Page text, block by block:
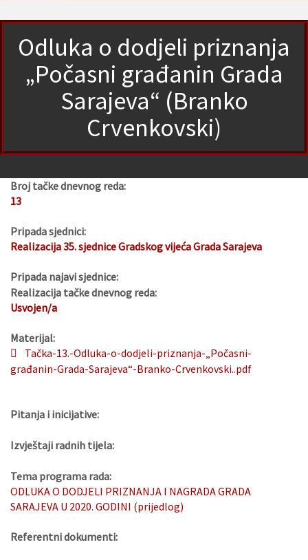
Odluka o dodjeli priznanja
„Počasni građanin Grada
Sarajeva“ (Branko
Crvenkovski)
Broj tačke dnevnog reda:
13
Pripada sjednici:
Realizacija 35. sjednice Gradskog vijeća Grada Sarajeva
Pripada najavi sjednice:
Realizacija tačke dnevnog reda:
Usvojen/a
Materijal:
Tačka-13.-Odluka-o-dodjeli-priznanja-„Počasni-
građanin-Grada-Sarajeva“-Branko-Crvenkovski..pdf
Pitanja i inicijative:
Izvještaji radnih tijela:
Tema programa rada:
ODLUKA O DODJELI PRIZNANJA I NAGRADA GRADA
SARAJEVA U 2020. GODINI (prijedlog)
Referentni dokumenti: